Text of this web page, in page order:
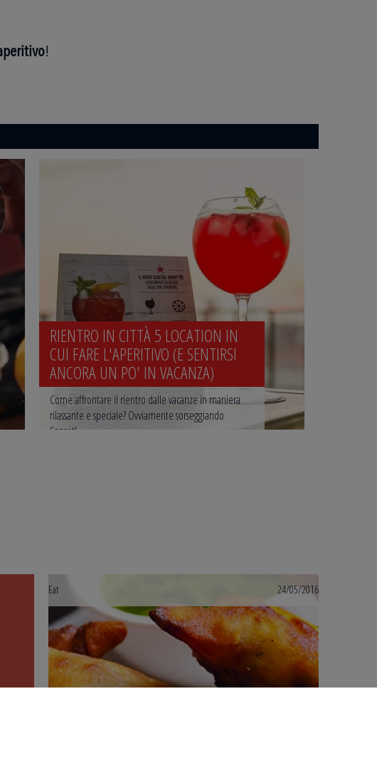
!
RIENTRO IN CITTÀ 5 LOCATION IN
CUI FARE L'APERITIVO (E SENTIRSI
ANCORA UN PO' IN VACANZA)
Come affrontare il rientro dalle vacanze in maniera
rilassante e speciale? Ovviamente sorseggiando
Sanset!...
Eat 24/05/2016